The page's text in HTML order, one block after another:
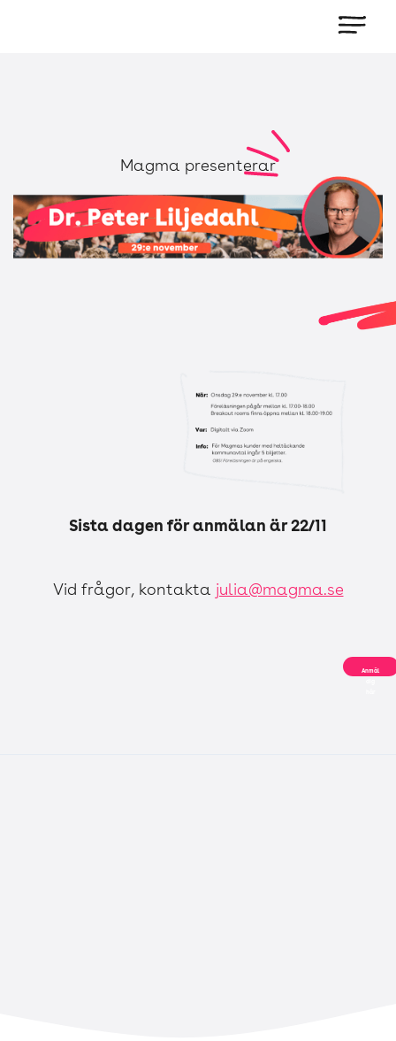
Magma presenterar
Sista dagen för anmälan är 22/11
Vid frågor, kontakta julia@magma.se
Anmäl